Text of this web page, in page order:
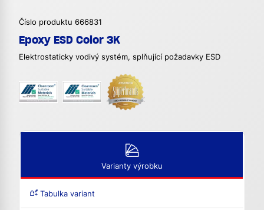
Číslo produktu 666831
Epoxy ESD Color 3K
Elektrostaticky vodivý systém, splňující požadavky ESD
Varianty výrobku
Tabulka variant